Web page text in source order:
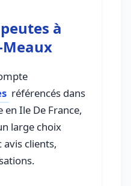
à
référencés dans
Ile De France,
large choix
avis clients,